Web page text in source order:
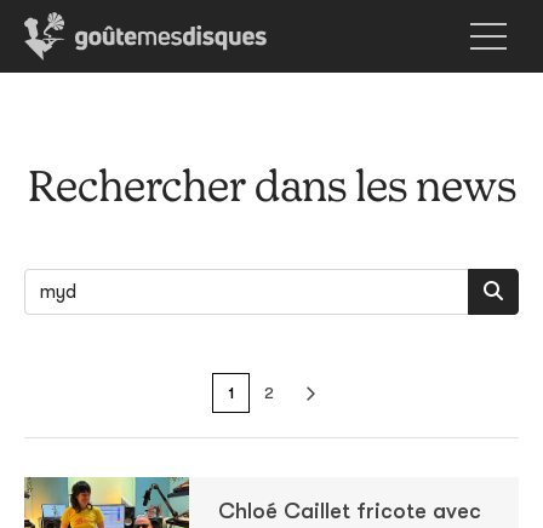
Rechercher dans les news
1 2
Chloé Caillet fricote avec